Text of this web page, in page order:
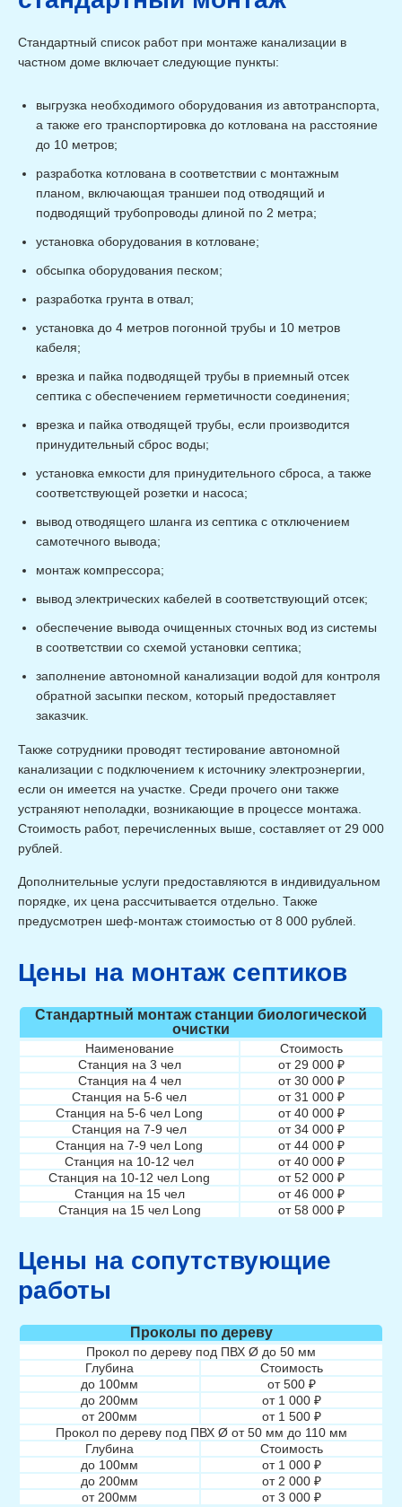
Стандартный список работ при монтаже канализации в
частном доме включает следующие пункты:
выгрузка необходимого оборудования из автотранспорта,
а также его транспортировка до котлована на расстояние
до 10 метров;
разработка котлована в соответствии с монтажным
планом, включающая траншеи под отводящий и
подводящий трубопроводы длиной по 2 метра;
установка оборудования в котловане;
обсыпка оборудования песком;
разработка грунта в отвал;
установка до 4 метров погонной трубы и 10 метров
кабеля;
врезка и пайка подводящей трубы в приемный отсек
септика с обеспечением герметичности соединения;
врезка и пайка отводящей трубы, если производится
принудительный сброс воды;
установка емкости для принудительного сброса, а также
соответствующей розетки и насоса;
вывод отводящего шланга из септика с отключением
самотечного вывода;
монтаж компрессора;
вывод электрических кабелей в соответствующий отсек;
обеспечение вывода очищенных сточных вод из системы
в соответствии со схемой установки септика;
заполнение автономной канализации водой для контроля
обратной засыпки песком, который предоставляет
заказчик.
Также сотрудники проводят тестирование автономной
канализации с подключением к источнику электроэнергии,
если он имеется на участке. Среди прочего они также
устраняют неполадки, возникающие в процессе монтажа.
Стоимость работ, перечисленных выше, составляет от 29 000
рублей.
Дополнительные услуги предоставляются в индивидуальном
порядке, их цена рассчитывается отдельно. Также
предусмотрен шеф-монтаж стоимостью от 8 000 рублей.
Цены на монтаж септиков
Стандартный монтаж станции биологической
очистки
Наименование
Стоимость
Станция на 3 чел
от 29 000 ₽
Станция на 4 чел
от 30 000 ₽
Станция на 5-6 чел
от 31 000 ₽
Станция на 5-6 чел Long
от 40 000 ₽
Станция на 7-9 чел
от 34 000 ₽
Станция на 7-9 чел Long
от 44 000 ₽
Станция на 10-12 чел
от 40 000 ₽
Станция на 10-12 чел Long
от 52 000 ₽
Станция на 15 чел
от 46 000 ₽
Станция на 15 чел Long
от 58 000 ₽
Цены на сопутствующие
работы
Проколы по дереву
Прокол по дереву под ПВХ Ø до 50 мм
Глубина
Стоимость
до 100мм
от 500 ₽
до 200мм
от 1 000 ₽
от 200мм
от 1 500 ₽
Прокол по дереву под ПВХ Ø от 50 мм до 110 мм
Глубина
Стоимость
до 100мм
от 1 000 ₽
до 200мм
от 2 000 ₽
от 200мм
от 3 000 ₽